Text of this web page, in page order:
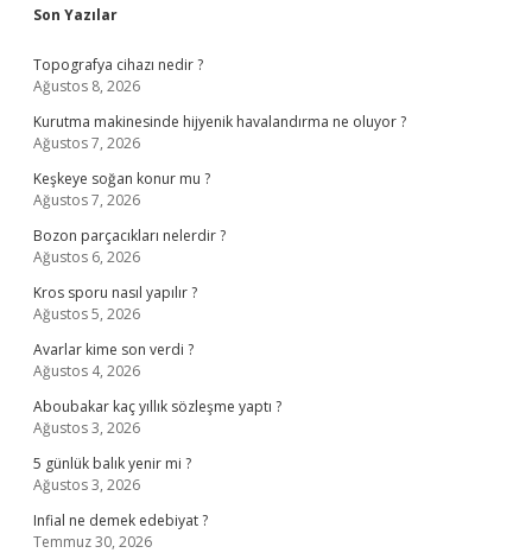
Sidebar
Son Yazılar
Topografya cihazı nedir ?
Ağustos 8, 2026
Kurutma makinesinde hijyenik havalandırma ne oluyor ?
Ağustos 7, 2026
Keşkeye soğan konur mu ?
Ağustos 7, 2026
Bozon parçacıkları nelerdir ?
Ağustos 6, 2026
Kros sporu nasıl yapılır ?
Ağustos 5, 2026
Avarlar kime son verdi ?
Ağustos 4, 2026
Aboubakar kaç yıllık sözleşme yaptı ?
Ağustos 3, 2026
5 günlük balık yenir mi ?
Ağustos 3, 2026
Infial ne demek edebiyat ?
Temmuz 30, 2026